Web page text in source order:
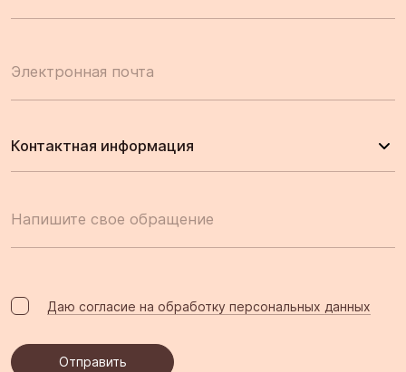
Электронная почта
Контактная информация
Напишите свое обращение
Даю согласие на обработку персональных данных
Отправить